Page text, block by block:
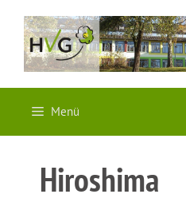
Inhalt
springen
Menü
Hiroshima